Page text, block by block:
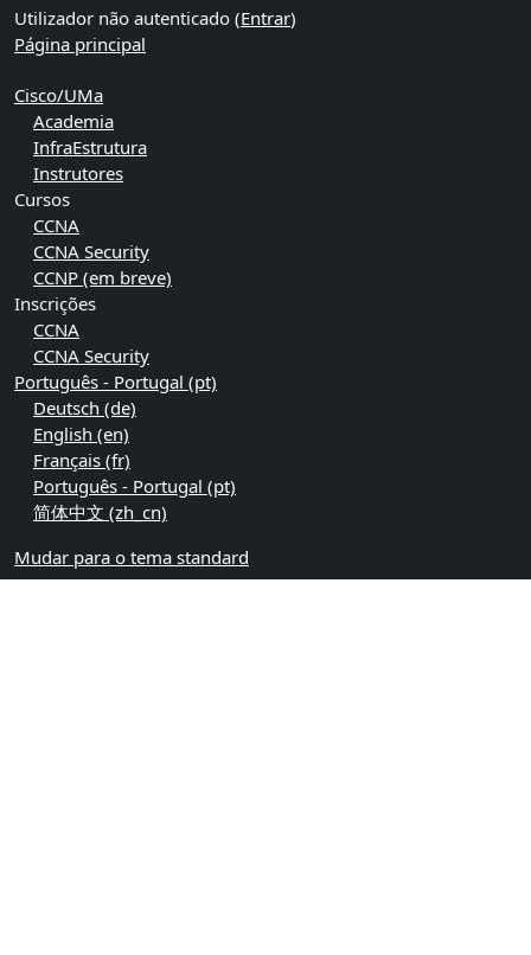
Utilizador não autenticado (Entrar)
Página principal
Cisco/UMa
Academia
InfraEstrutura
Instrutores
Cursos
CCNA
CCNA Security
CCNP (em breve)
Inscrições
CCNA
CCNA Security
Português - Portugal ‎(pt)‎
Deutsch ‎(de)‎
English ‎(en)‎
Français ‎(fr)‎
Português - Portugal ‎(pt)‎
简体中文 ‎(zh_cn)‎
Mudar para o tema standard